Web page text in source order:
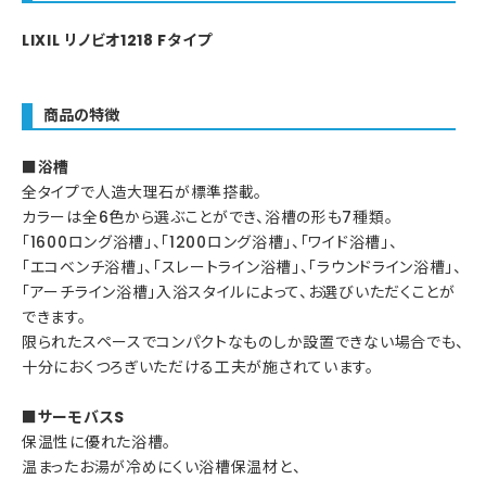
LIXIL リノビオ1218 Fタイプ
商品の特徴
■浴槽
全タイプで人造大理石が標準搭載。
カラーは全6色から選ぶことができ、浴槽の形も7種類。
「1600ロング浴槽」、「1200ロング浴槽」、「ワイド浴槽」、
「エコベンチ浴槽」、「スレートライン浴槽」、「ラウンドライン浴槽」、
「アーチライン浴槽」入浴スタイルによって、お選びいただくことが
できます。
限られたスペースでコンパクトなものしか設置できない場合でも、
十分におくつろぎいただける工夫が施されています。
■サーモバスS
保温性に優れた浴槽。
温まったお湯が冷めにくい浴槽保温材と、